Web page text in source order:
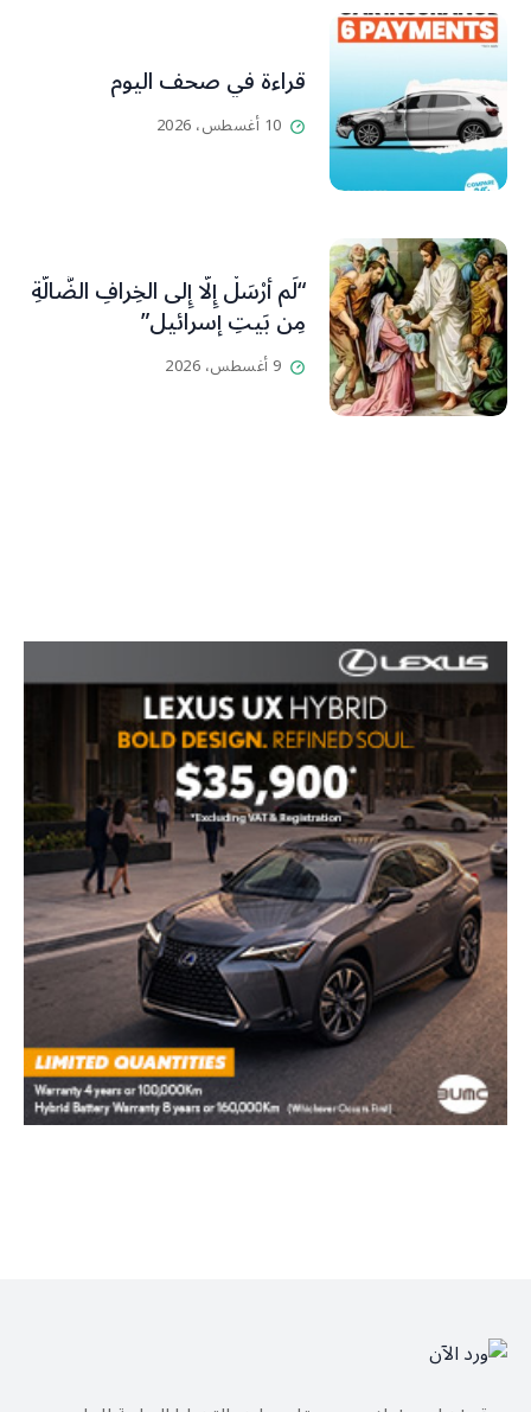
قراءة في صحف اليوم
10 أغسطس، 2026
“لَم أُرْسَلْ إِلَّا إِلى الخِرافِ الضَّالَّةِ
مِن بَيتِ إسرائيل”
9 أغسطس، 2026